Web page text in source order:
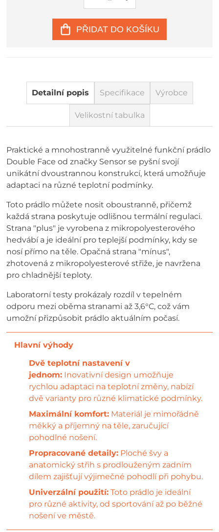
PŘIDAT DO KOŠÍKU
Detailní popis Specifikace Výrobce
Velikostní tabulka
Praktické a mnohostranně využitelné funkční prádlo
Double Face od značky Sensor se pyšní svojí
unikátní dvoustrannou konstrukcí, která umožňuje
adaptaci na různé teplotní podmínky.
Toto prádlo můžete nosit oboustranně, přičemž
každá strana poskytuje odlišnou termální regulaci.
Strana "plus" je vyrobena z mikropolyesterového
hedvábí a je ideální pro teplejší podmínky, kdy se
nosí přímo na těle. Opačná strana "mínus",
zhotovená z mikropolyesterové střiže, je navržena
pro chladnější teploty.
Laboratorní testy prokázaly rozdíl v tepelném
odporu mezi oběma stranami až 3,6°C, což vám
umožní přizpůsobit prádlo aktuálním počasí.
Dvě teplotní nastavení v
jednom: Inovativní design umožňuje
rychlou adaptaci na teplotní změny, nabízí
dvě varianty pro různé klimatické podmínky.
Maximální komfort: Materiál je mimořádně
měkký a příjemný na těle, zaručující
pohodlné nošení.
Propracované detaily: Ploché švy a
anatomický střih s prodlouženým zadním
dílem zajišťují výjimečné pohodlí při pohybu.
Univerzální použití: Toto prádlo je ideální
pro různé aktivity, od sportování až po běžné
nošení ve městě.